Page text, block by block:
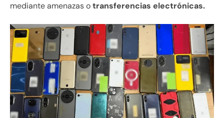
mediante amenazas otransferencias electrónicas.